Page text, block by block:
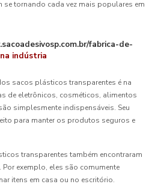
se tornando cada vez mais populares em
fabrica-de-
na indústria
sacos plásticos transparentes é na
de eletrônicos, cosméticos, alimentos
simplesmente indispensáveis. Seu
para manter os produtos seguros e
transparentes também encontraram
exemplo, eles são comumente
itens em casa ou no escritório.